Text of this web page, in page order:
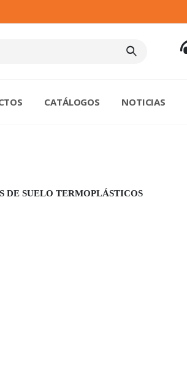
CATÁLOGOS NOTICIAS
DE SUELO TERMOPLÁSTICOS